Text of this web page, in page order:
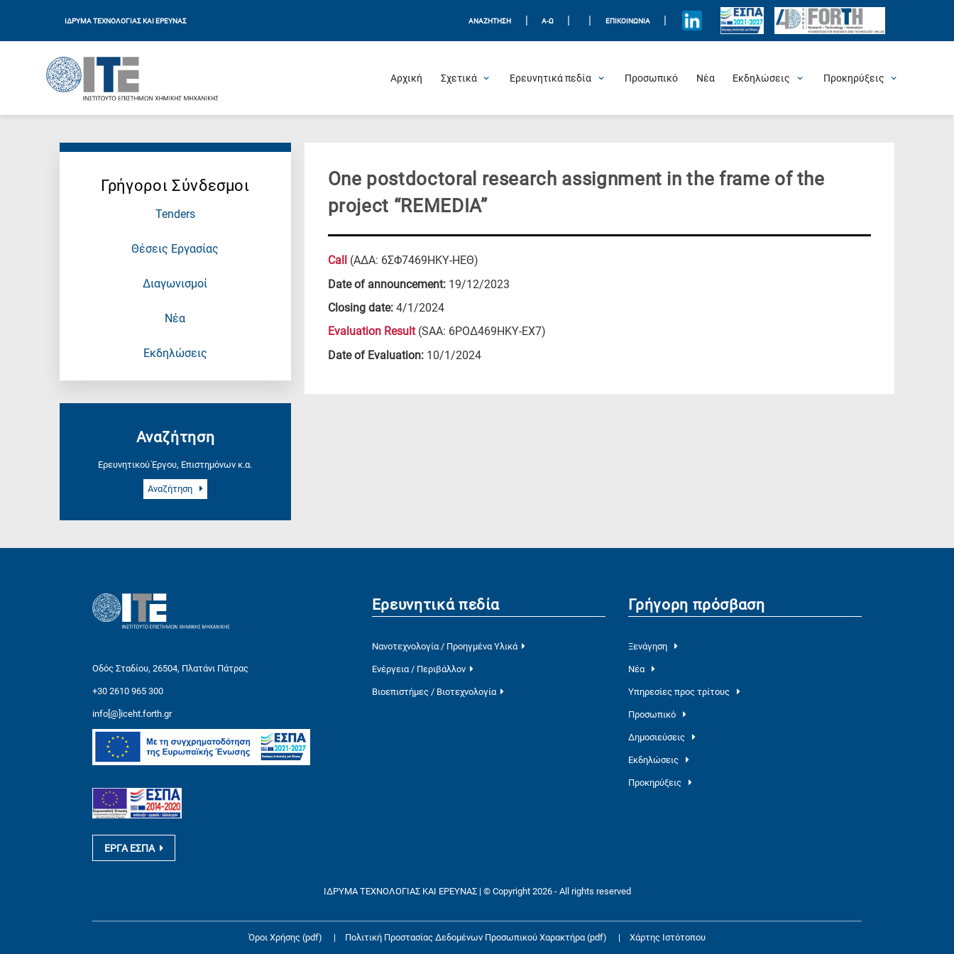
ΙΔΡΥΜΑ ΤΕΧΝΟΛΟΓΙΑΣ ΚΑΙ ΕΡΕΥΝΑΣ ΑΝΑΖΗΤΗΣΗ Α-Ω ΕΠΙΚΟΙΝΩΝΊΑ
Αρχική Σχετικά Ερευνητικά πεδία Προσωπικό Νέα Εκδηλώσεις Προκηρύξεις
Γρήγοροι Σύνδεσμοι
Tenders
Θέσεις Εργασίας
Διαγωνισμοί
Νέα
Εκδηλώσεις
Αναζήτηση
Ερευνητικού Έργου, Επιστημόνων κ.α.
Αναζήτηση
One postdoctoral research assignment in the frame of the
project “REMEDIA”
Call (ΑΔΑ: 6ΣΦ7469ΗΚΥ-ΗΕΘ)
Date of announcement:19/12/2023
Closing date:4/1/2024
Evaluation Result(SAA: 6ΡΟΔ469ΗΚΥ-ΕΧ7)
Date of Evaluation: 10/1/2024
Οδός Σταδίου, 26504, Πλατάνι Πάτρας
+30 2610 965 300
info[@]iceht.forth.gr
ΕΡΓΑ ΕΣΠΑ
Ερευνητικά πεδία
Νανοτεχνολογία / Προηγμένα Υλικά
Ενέργεια / Περιβάλλον
Βιοεπιστήμες / Βιοτεχνολογία
Γρήγορη πρόσβαση
Ξενάγηση
Νέα
Υπηρεσίες προς τρίτους
Προσωπικό
Δημοσιεύσεις
Εκδηλώσεις
Προκηρύξεις
ΙΔΡΥΜΑ ΤΕΧΝΟΛΟΓΙΑΣ ΚΑΙ ΕΡΕΥΝΑΣ | © Copyright 2026 - All rights reserved
Όροι Χρήσης (pdf) | Πολιτική Προστασίας Δεδομένων Προσωπικού Χαρακτήρα (pdf) | Χάρτης Ιστότοπου